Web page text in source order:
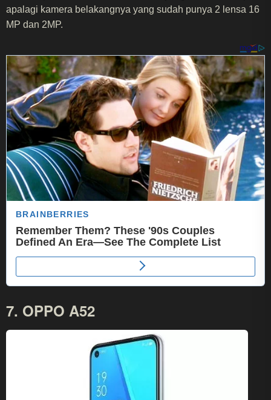
apalagi kamera belakangnya yang sudah punya 2 lensa 16
MP dan 2MP.
7. OPPO A52